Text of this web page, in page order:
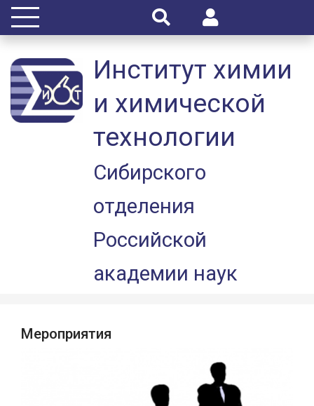
Институт химии
и химической
технологии
Сибирского
отделения
Российской
академии наук
Мероприятия